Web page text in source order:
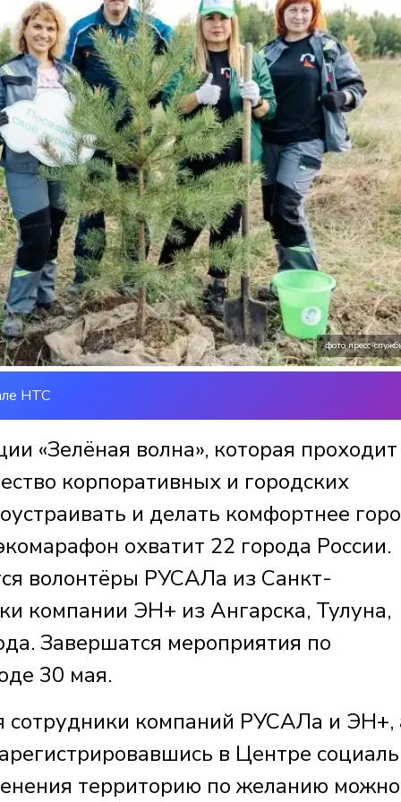
фото пресс-
НТС
«Зелёная волна», которая проходит
корпоративных и городских
и делать комфортнее
охватит 22 города России.
волонтёры РУСАЛа из Санкт-
компании ЭН+ из Ангарска, Тулуна,
Завершатся мероприятия по
30 мая.
сотрудники компаний РУСАЛа и ЭН+,
в Центре
территорию по желанию можно